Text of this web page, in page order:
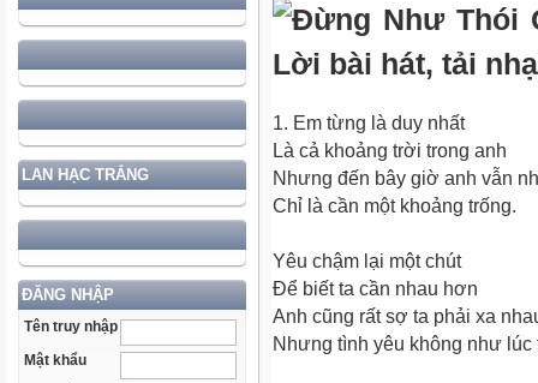
LAN HẠC TRẮNG
ĐĂNG NHẬP
Tên truy nhập
Mật khẩu
1. Em từng là duy nhất
Là cả khoảng trời trong anh
Nhưng đến bây giờ anh vẫn
Chỉ là cần một khoảng trống.
Yêu chậm lại một chút
Để biết ta cần nhau hơn
Anh cũng rất sợ ta phải xa
Nhưng tình yêu không như